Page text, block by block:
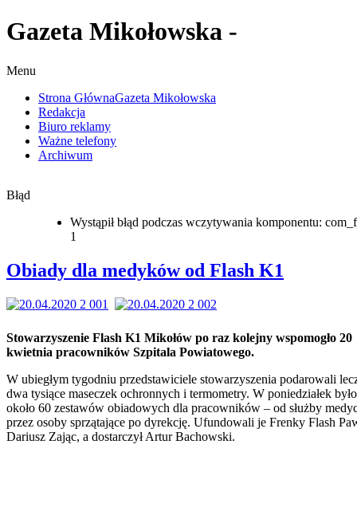
Gazeta Mikołowska -
Menu
Strona GłównaGazeta Mikołowska
Redakcja
Biuro reklamy
Ważne telefony
Archiwum
Błąd
Wystąpił błąd podczas wczytywania komponentu:
1
Obiady dla medyków od Flash K1
Stowarzyszenie Flash K1 Mikołów po raz kolejny wspomogło 20
kwietnia pracowników Szpitala Powiatowego.
W ubiegłym tygodniu przedstawiciele stowarzyszenia podarowali
dwa tysiące maseczek ochronnych i termometry. W poniedziałek
około 60 zestawów obiadowych dla pracowników – od służby
przez osoby sprzątające po dyrekcję. Ufundowali je Frenky Flash
Dariusz Zając, a dostarczył Artur Bachowski.